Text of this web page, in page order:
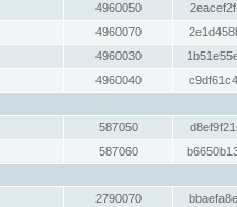
4960050
4960070
4960030
4960040
587050
587060
2790070